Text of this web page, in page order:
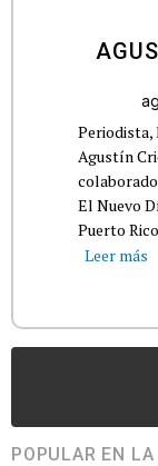
Agustín
El Nuevo
Puerto
Leer más
POPULAR EN